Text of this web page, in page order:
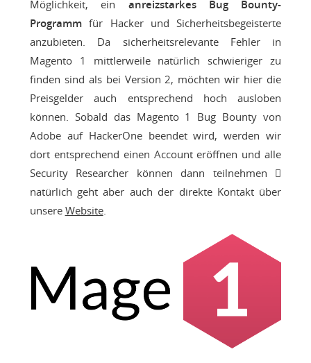
Möglichkeit, ein anreizstarkes Bug Bounty-
Programmfür Hacker und Sicherheitsbegeisterte
anzubieten. Da sicherheitsrelevante Fehler in
Magento 1 mittlerweile natürlich schwieriger zu
finden sind als bei Version 2, möchten wir hier die
Preisgelder auch entsprechend hoch ausloben
können. Sobald das Magento 1 Bug Bounty von
Adobe auf HackerOne beendet wird, werden wir
dort entsprechend einen Account eröffnen und alle
Security Researcher können dann teilnehmen 
natürlich geht aber auch der direkte Kontakt über
unsere Website.